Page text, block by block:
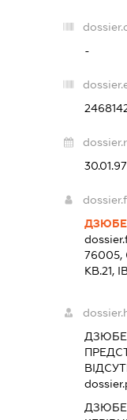
-
30.01.97
КВ.21,